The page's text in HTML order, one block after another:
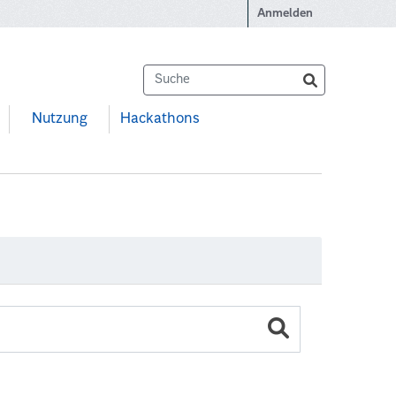
Anmelden
Nutzung Hackathons